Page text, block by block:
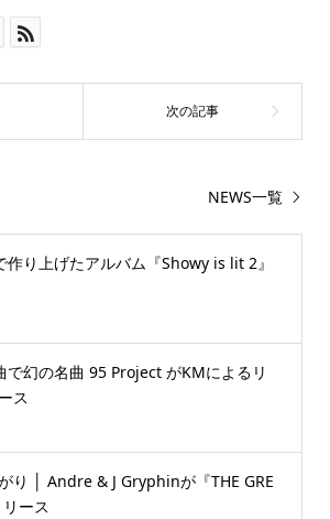
NEWS一覧
り上げたアルバム『Showy is lit 2』
で幻の名曲 95 Project がKMによるリ
ス
り │ Andre & J Gryphinが『THE GRE
ース